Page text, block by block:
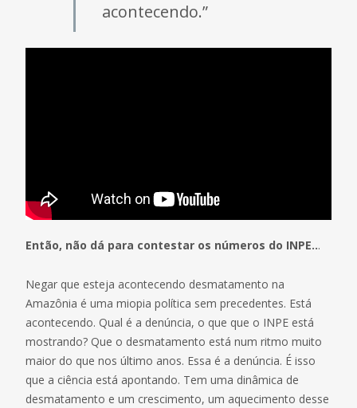
acontecendo.”
Então, não dá para contestar os números do INPE...
Negar que esteja acontecendo desmatamento na
Amazônia é uma miopia política sem precedentes. Está
acontecendo. Qual é a denúncia, o que que o INPE está
mostrando? Que o desmatamento está num ritmo muito
maior do que nos último anos. Essa é a denúncia. É isso
que a ciência está apontando. Tem uma dinâmica de
desmatamento e um crescimento, um aquecimento desse